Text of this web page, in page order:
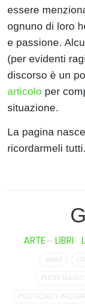
essere
ognuno di loro
e passione.
(per evidenti
discorso è un
articolo per
situazione.
La pagina
ricordarmeli
ARTE– LIBRI
AMM
FUORI DAGLI
POLITICALLY